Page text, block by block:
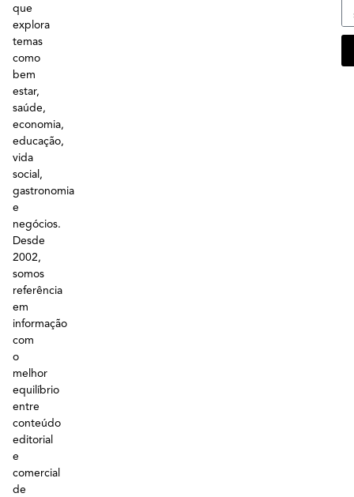
que
explora
temas
como
bem
estar,
saúde,
economia,
educação,
vida
social,
gastronomia
e
negócios.
Desde
2002,
somos
referência
em
informação
com
o
melhor
equilíbrio
entre
conteúdo
editorial
e
comercial
de